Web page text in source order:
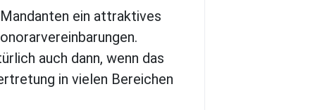
ein attraktives
auch dann, wenn das
in vielen Bereichen